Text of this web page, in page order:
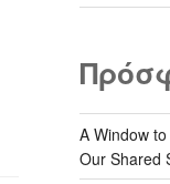
A Window
Our Shared